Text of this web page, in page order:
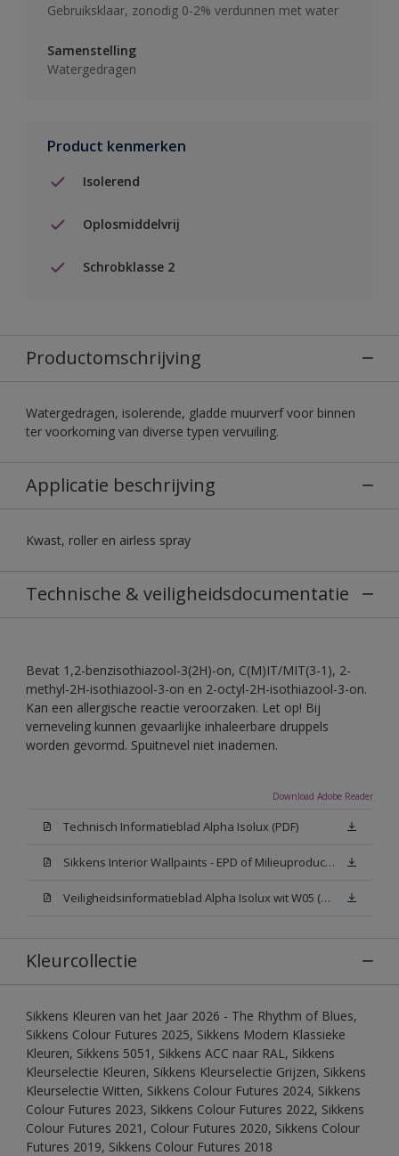
Gebruiksklaar, zonodig 0-2% verdunnen met water
Samenstelling
Watergedragen
Product kenmerken
Isolerend
Oplosmiddelvrij
Schrobklasse 2
Productomschrijving
Watergedragen, isolerende, gladde muurverf voor binnen
ter voorkoming van diverse typen vervuiling.
Applicatie beschrijving
Kwast, roller en airless spray
Technische & veiligheidsdocumentatie
Bevat 1,2-benzisothiazool-3(2H)-on, C(M)IT/MIT(3-1), 2-
methyl-2H-isothiazool-3-on en 2-octyl-2H-isothiazool-3-on.
Kan een allergische reactie veroorzaken. Let op! Bij
verneveling kunnen gevaarlijke inhaleerbare druppels
worden gevormd. Spuitnevel niet inademen.
Download Adobe Reader
Technisch Informatieblad Alpha Isolux (PDF)
Sikkens Interior Wallpaints - EPD of Milieuproductverklaring
Veiligheidsinformatieblad Alpha Isolux wit W05 (SDS)
Kleurcollectie
Sikkens Kleuren van het Jaar 2026 - The Rhythm of Blues,
Sikkens Colour Futures 2025, Sikkens Modern Klassieke
Kleuren, Sikkens 5051, Sikkens ACC naar RAL, Sikkens
Kleurselectie Kleuren, Sikkens Kleurselectie Grijzen, Sikkens
Kleurselectie Witten, Sikkens Colour Futures 2024, Sikkens
Colour Futures 2023, Sikkens Colour Futures 2022, Sikkens
Colour Futures 2021, Colour Futures 2020, Sikkens Colour
Futures 2019, Sikkens Colour Futures 2018